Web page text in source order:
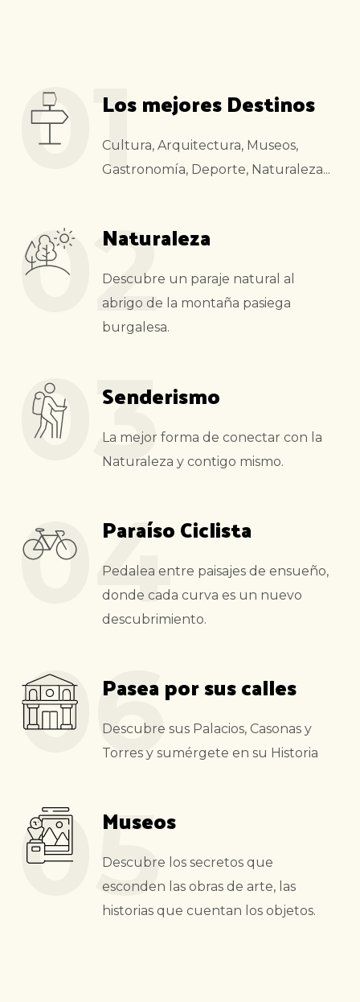
01Los mejores Destinos
Cultura, Arquitectura, Museos,
Gastronomía, Deporte, Naturaleza...
02
Naturaleza
Descubre un paraje natural al
abrigo de la montaña pasiega
burgalesa.
03Senderismo
La mejor forma de conectar con la
Naturaleza y contigo mismo.
04Paraíso Ciclista
Pedalea entre paisajes de ensueño,
donde cada curva es un nuevo
descubrimiento.
06Pasea por sus calles
Descubre sus Palacios, Casonas y
Torres y sumérgete en su Historia
05
Museos
Descubre los secretos que
esconden las obras de arte, las
historias que cuentan los objetos.